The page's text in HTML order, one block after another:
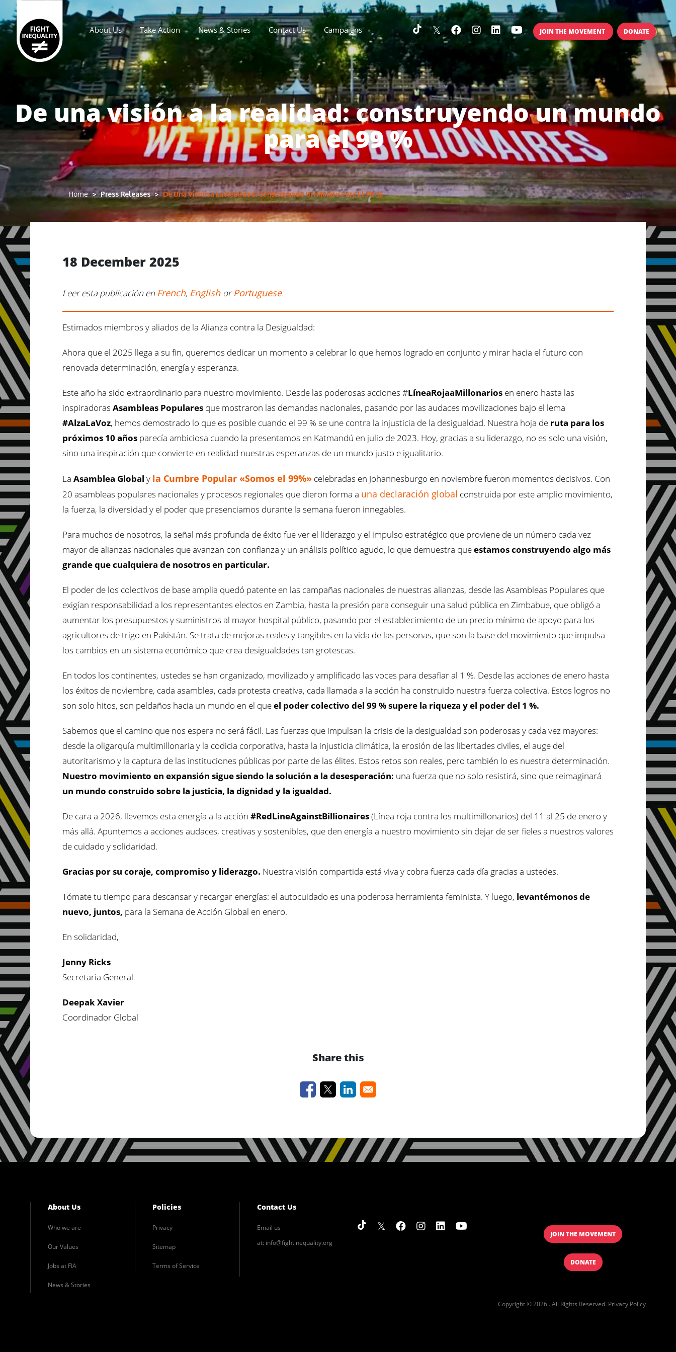
Main navigation
About Us Take Action News & Stories Contact Us Campaigns JOIN THE MOVEMENT DONATE
De una visión a la realidad: construyendo un mundo
para el 99 %
Home Press Releases De Una Visión a La Realidad: Construyendo Un Mundo Para El 99 %
18 December 2025
Leer esta publicación enFrench, English orPortuguese.
Estimados miembros y aliados de la Alianza contra la Desigualdad:
Ahora que el 2025 llega a su fin, queremos dedicar un momento a celebrar lo que hemos logrado en conjunto y mirar hacia el futuro con
renovada determinación, energía y esperanza.
Este año ha sido extraordinario para nuestro movimiento. Desde las poderosas acciones #LíneaRojaaMillonarios en enero hasta las
inspiradoras Asambleas Populares que mostraron las demandas nacionales, pasando por las audaces movilizaciones bajo el lema
#AlzaLaVoz, hemos demostrado lo que es posible cuando el 99 % se une contra la injusticia de la desigualdad. Nuestra hoja de ruta para los
próximos 10 años parecía ambiciosa cuando la presentamos en Katmandú en julio de 2023. Hoy, gracias a su liderazgo, no es solo una visión,
sino una inspiración que convierte en realidad nuestras esperanzas de un mundo justo e igualitario.
La Asamblea Global y la Cumbre Popular «Somos el 99%» celebradas en Johannesburgo en noviembre fueron momentos decisivos. Con
20 asambleas populares nacionales y procesos regionales que dieron forma a una declaración global construida por este amplio movimiento,
la fuerza, la diversidad y el poder que presenciamos durante la semana fueron innegables.
Para muchos de nosotros, la señal más profunda de éxito fue ver el liderazgo y el impulso estratégico que proviene de un número cada vez
mayor de alianzas nacionales que avanzan con confianza y un análisis político agudo, lo que demuestra queestamos construyendo algo más
grande que cualquiera de nosotros en particular.
El poder de los colectivos de base amplia quedó patente en las campañas nacionales de nuestras alianzas, desde las Asambleas Populares que
exigían responsabilidad a los representantes electos en Zambia, hasta la presión para conseguir una salud pública en Zimbabue, que obligó a
aumentar los presupuestos y suministros al mayor hospital público, pasando por el establecimiento de un precio mínimo de apoyo para los
agricultores de trigo en Pakistán. Se trata de mejoras reales y tangibles en la vida de las personas, que son la base del movimiento que impulsa
los cambios en un sistema económico que crea desigualdades tan grotescas.
En todos los continentes, ustedes se han organizado, movilizado y amplificado las voces para desafiar al 1 %. Desde las acciones de enero hasta
los éxitos de noviembre, cada asamblea, cada protesta creativa, cada llamada a la acción ha construido nuestra fuerza colectiva. Estos logros no
son solo hitos, son peldaños hacia un mundo en el queel poder colectivo del 99 % supere la riqueza y el poder del 1 %.
Sabemos que el camino que nos espera no será fácil. Las fuerzas que impulsan la crisis de la desigualdad son poderosas y cada vez mayores:
desde la oligarquía multimillonaria y la codicia corporativa, hasta la injusticia climática, la erosión de las libertades civiles, el auge del
autoritarismo y la captura de las instituciones públicas por parte de las élites. Estos retos son reales, pero también lo es nuestra determinación.
Nuestro movimiento en expansión sigue siendo la solución a la desesperación: una fuerza que no solo resistirá, sino que reimaginará
un mundo construido sobre la justicia, la dignidad y la igualdad.
De cara a 2026, llevemos esta energía a la acción #RedLineAgainstBillionaires(Línea roja contra los multimillonarios) del 11 al 25 de enero y
más allá. Apuntemos a acciones audaces, creativas y sostenibles, que den energía a nuestro movimiento sin dejar de ser fieles a nuestros valores
de cuidado y solidaridad.
Gracias por su coraje, compromiso y liderazgo. Nuestra visión compartida está viva y cobra fuerza cada día gracias a ustedes.
Tómate tu tiempo para descansar y recargar energías: el autocuidado es una poderosa herramienta feminista. Y luego, levantémonos de
nuevo, juntos, para la Semana de Acción Global en enero.
En solidaridad,
Jenny Ricks
Secretaria General
Deepak Xavier
Coordinador Global
Share this
About Us
Who we are
Our Values
Jobs at FIA
News & Stories
Policies
Privacy
Sitemap
Terms of Service
Contact Us
Email us
at: info@fightinequality.org
JOIN THE MOVEMENT
DONATE
Copyright © 2026 . All Rights Reserved. Privacy Policy